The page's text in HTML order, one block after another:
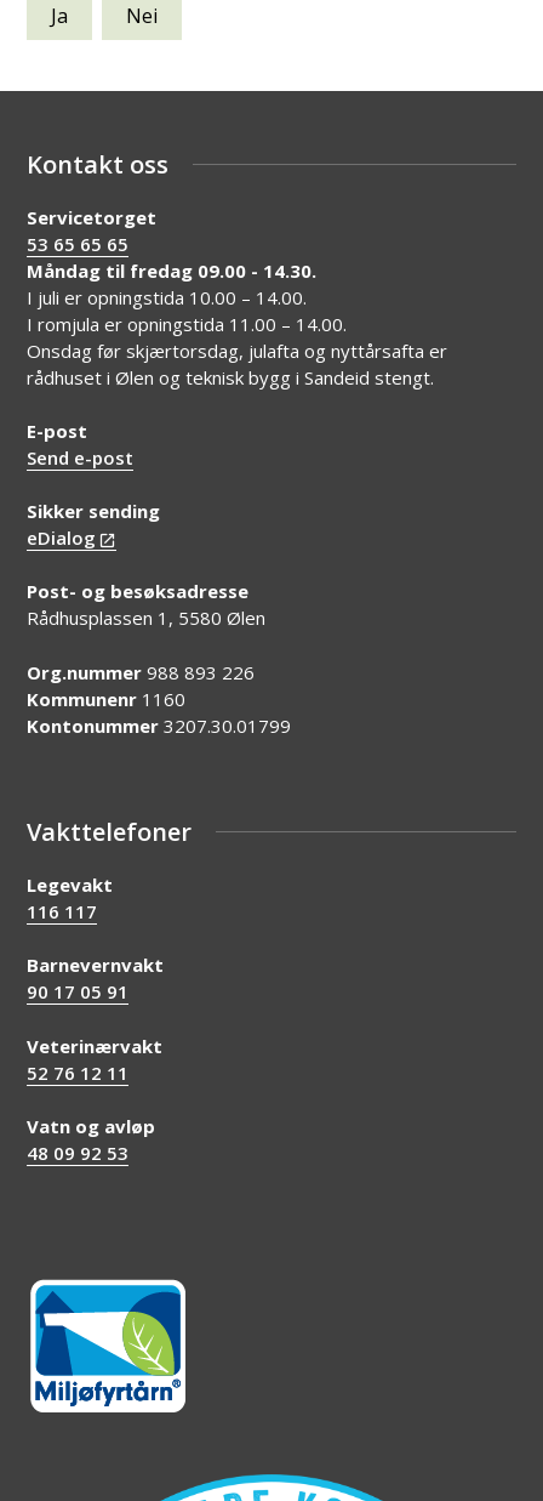
Ja Nei
Kontakt oss
Servicetorget
53 65 65 65
Måndag til fredag 09.00 - 14.30.
I juli er opningstida 10.00 – 14.00.
I romjula er opningstida 11.00 – 14.00.
Onsdag før skjærtorsdag, julafta og nyttårsafta er
rådhuset i Ølen og teknisk bygg i Sandeid stengt.
E-post
Send e-post
Sikker sending
eDialog
Post- og besøksadresse
Rådhusplassen 1, 5580 Ølen
Org.nummer988 893 226
Kommunenr 1160
Kontonummer3207.30.01799
Vakttelefoner
Legevakt
116 117
Barnevernvakt
90 17 05 91
Veterinærvakt
52 76 12 11
Vatn og avløp
48 09 92 53